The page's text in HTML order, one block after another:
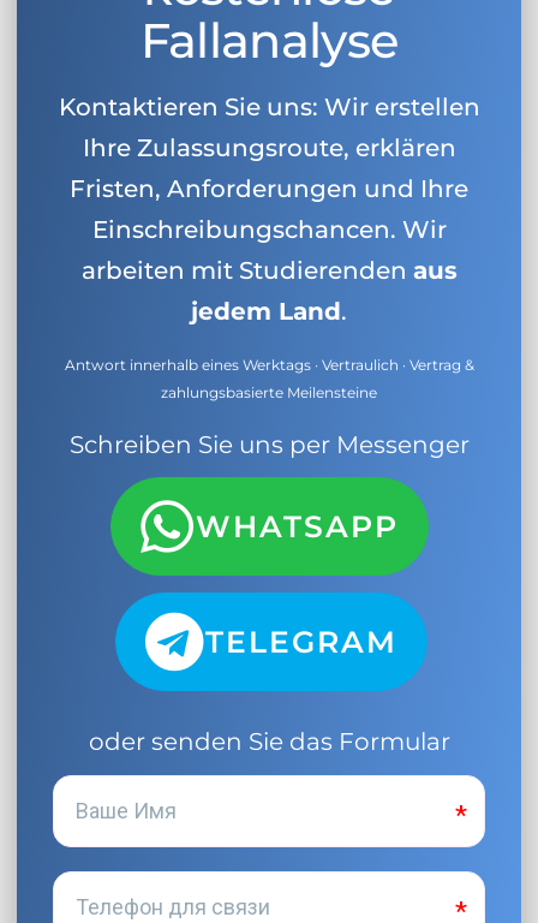
Fallanalyse
Kontaktieren Sie uns: Wir erstellen
Ihre Zulassungsroute, erklären
Fristen, Anforderungen und Ihre
Einschreibungschancen. Wir
arbeiten mit Studierenden aus
jedem Land.
Antwort innerhalb eines Werktags · Vertraulich · Vertrag &
zahlungsbasierte Meilensteine
Schreiben Sie uns per Messenger
WHATSAPP
TELEGRAM
oder senden Sie das Formular